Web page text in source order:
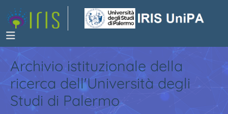
Archivio istituzionale della
ricerca dell'Università degli
Studi di Palermo